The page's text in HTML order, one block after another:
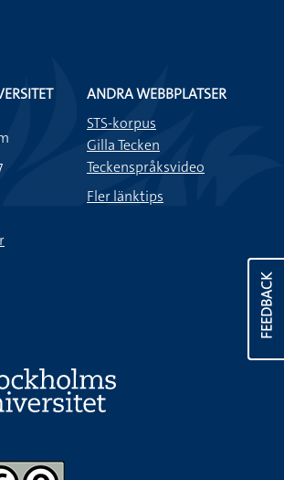
FEEDBACK
ANDRA WEBBPLATSER
STS-korpus
Gilla Tecken
Teckenspråksvideo
Fler länktips